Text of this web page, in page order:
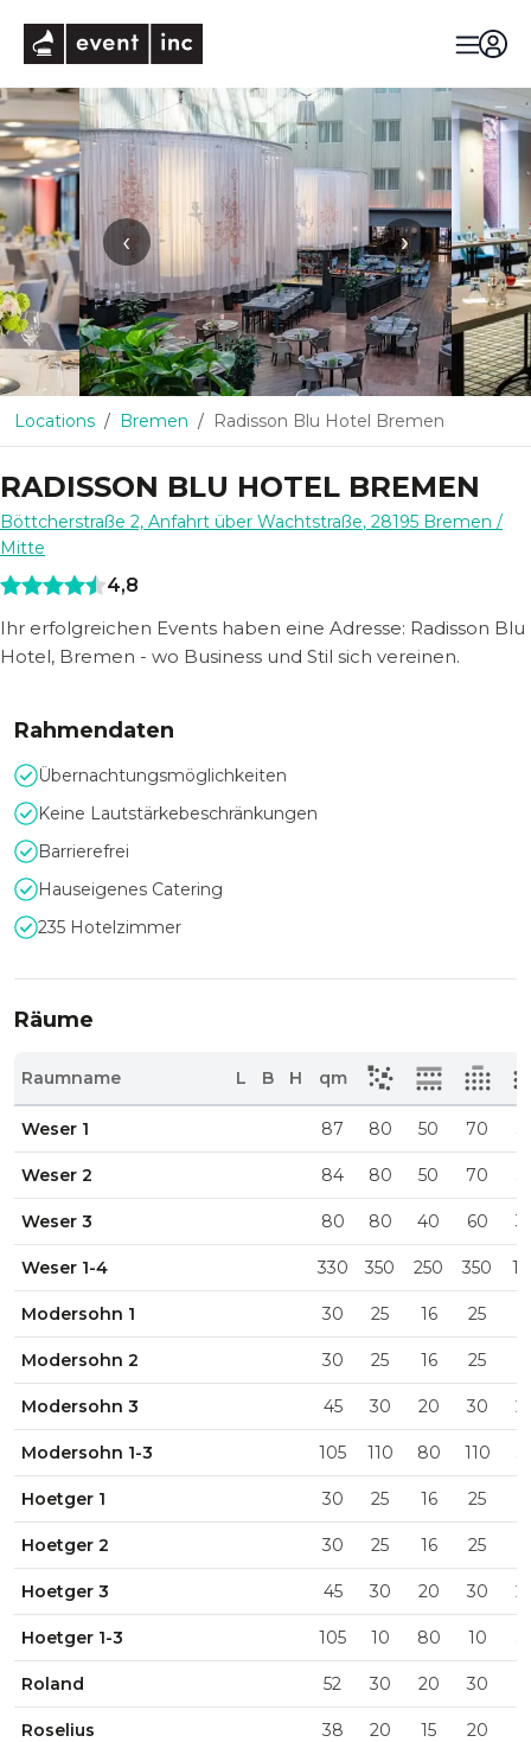
‹ ›
Locations Bremen Radisson Blu Hotel Bremen
RADISSON BLU HOTEL BREMEN
Böttcherstraße 2, Anfahrt über Wachtstraße, 28195 Bremen /
Mitte
4,8
Ihr erfolgreichen Events haben eine Adresse: Radisson Blu
Hotel, Bremen - wo Business und Stil sich vereinen.
Rahmendaten
Übernachtungsmöglichkeiten
Keine Lautstärkebeschränkungen
Barrierefrei
Hauseigenes Catering
235 Hotelzimmer
Räume
Raumname L B H qm
Weser 1 87 80 50 70
Weser 2 84 80 50 70
Weser 3 80 80 40 60
Weser 1-4 330 350 250 350
Modersohn 1 30 25 16 25
Modersohn 2 30 25 16 25
Modersohn 3 45 30 20 30
Modersohn 1-3 105 110 80 110
Hoetger 1 30 25 16 25
Hoetger 2 30 25 16 25
Hoetger 3 45 30 20 30
Hoetger 1-3 105 10 80 10
Roland 52 30 20 30
Roselius 38 20 15 20